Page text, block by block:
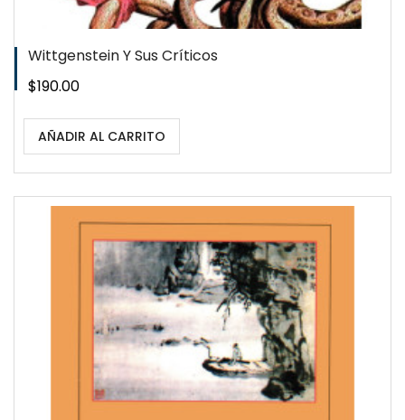
Wittgenstein Y Sus Críticos
Precio
$190.00
AÑADIR AL CARRITO